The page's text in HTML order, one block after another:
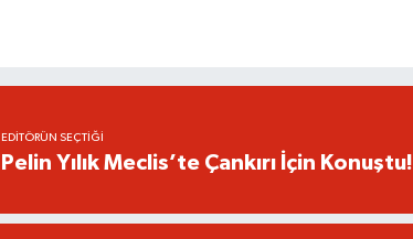
EDITÖRÜN SEÇTIĞI
Pelin Yılık Meclis’te Çankırı İçin Konuştu!